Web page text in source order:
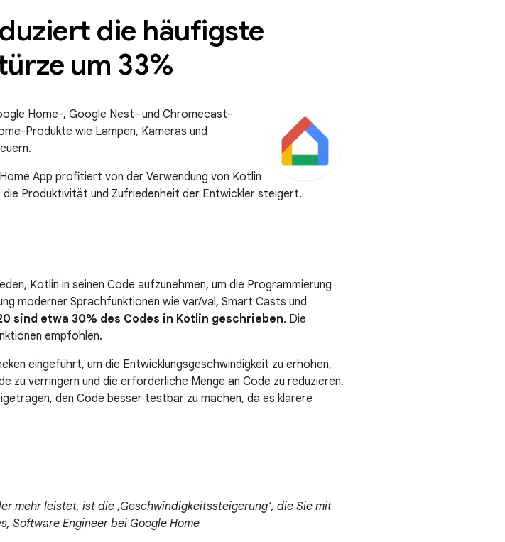
die häufigste
um 33%
Home-, Google Nest- und Chromecast-
Produkte wie Lampen, Kameras und
App profitiert von der Verwendung von Kotlin
Produktivität und Zufriedenheit der Entwickler steigert.
Kotlin in seinen Code aufzunehmen, um die Programmierung
moderner Sprachfunktionen wie var/val, Smart Casts und
sind etwa 30% des Codes in Kotlin geschrieben. Die
empfohlen.
eingeführt, um die Entwicklungsgeschwindigkeit zu erhöhen,
zu verringern und die erforderliche Menge an Code zu reduzieren.
den Code besser testbar zu machen, da es klarere
mehr leistet, ist die ‚Geschwindigkeitssteigerung‘, die Sie mit
Software Engineer bei Google Home